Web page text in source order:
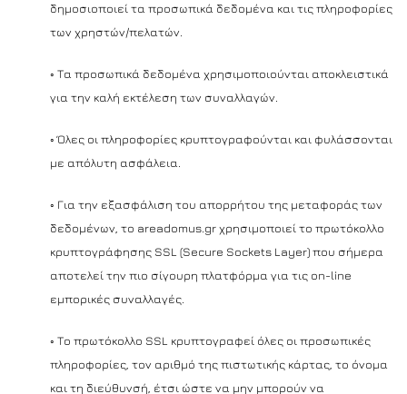
δημοσιοποιεί τα προσωπικά δεδομένα και τις πληροφορίες
των χρηστών/πελατών.
◦ Τα προσωπικά δεδομένα χρησιμοποιούνται αποκλειστικά
για την καλή εκτέλεση των συναλλαγών.
◦ Όλες οι πληροφορίες κρυπτογραφούνται και φυλάσσονται
με απόλυτη ασφάλεια.
◦ Για την εξασφάλιση του απορρήτου της μεταφοράς των
δεδομένων, το areadomus.gr χρησιμοποιεί το πρωτόκολλο
κρυπτογράφησης SSL (Secure Sockets Layer) που σήμερα
αποτελεί την πιο σίγουρη πλατφόρμα για τις on-line
εμπορικές συναλλαγές.
◦ Το πρωτόκολλο SSL κρυπτογραφεί όλες οι προσωπικές
πληροφορίες, τον αριθμό της πιστωτικής κάρτας, το όνομα
και τη διεύθυνσή, έτσι ώστε να μην μπορούν να